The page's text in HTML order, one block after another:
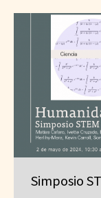
Simposio